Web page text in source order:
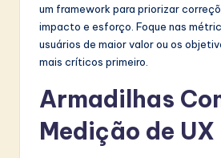
um framework para priorizar
impacto e esforço. Foque nas
usuários de maior valor ou os
mais críticos primeiro.
Armadilhas
Medição de UX